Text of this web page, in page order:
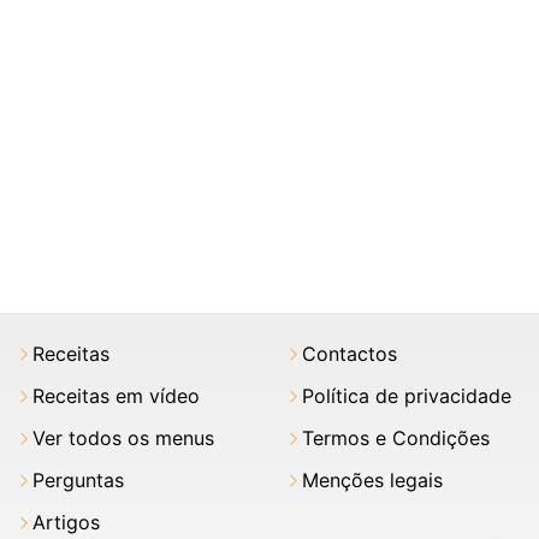
Receitas
Receitas em vídeo
Ver todos os menus
Perguntas
Artigos
Contactos
Política de privacidade
Termos e Condições
Menções legais